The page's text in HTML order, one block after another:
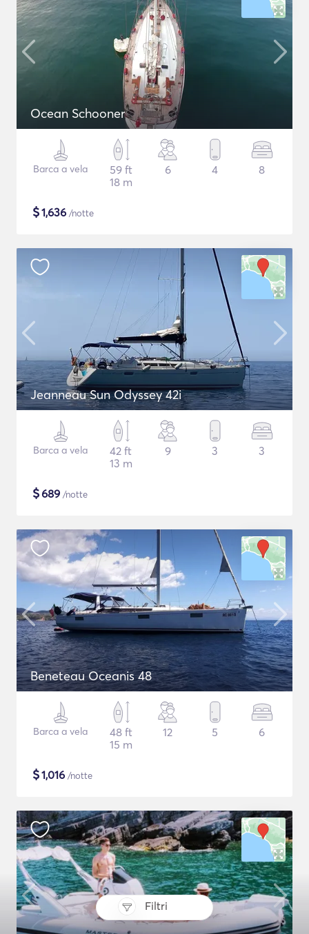
Filtri
Ocean Schooner
Barca a vela
59 ft
18 m
6 4 8
$1,636 /notte
Jeanneau Sun Odyssey 42i
Barca a vela
42 ft
13 m
9 3 3
$689 /notte
Beneteau Oceanis 48
Barca a vela
48 ft
15 m
12 5 6
$1,016 /notte